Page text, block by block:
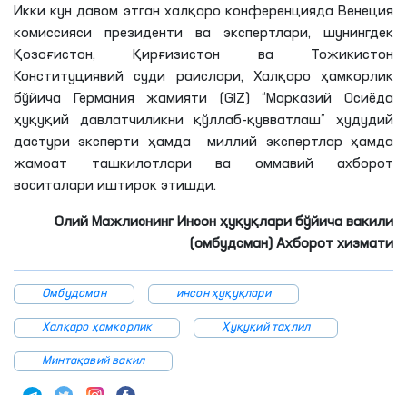
Икки кун давом этган халқаро конференцияда Венеция
комиссияси президенти ва экспертлари, шунингдек
Қозоғистон, Қирғизистон ва Тожикистон
Конституциявий суди раислари, Халқаро ҳамкорлик
бўйича Германия жамияти (GIZ) “Марказий Осиёда
ҳуқуқий давлатчиликни қўллаб-қувватлаш” ҳудудий
дастури эксперти ҳамда миллий экспертлар ҳамда
жамоат ташкилотлари ва оммавий ахборот
воситалари иштирок этишди.
Олий Мажлиснинг Инсон ҳуқуқлари бўйича вакили
(омбудсман) Ахборот хизмати
Омбудсман инсон ҳуқуқлари
Халқаро ҳамкорлик Ҳуқуқий таҳлил
Минтақавий вакил